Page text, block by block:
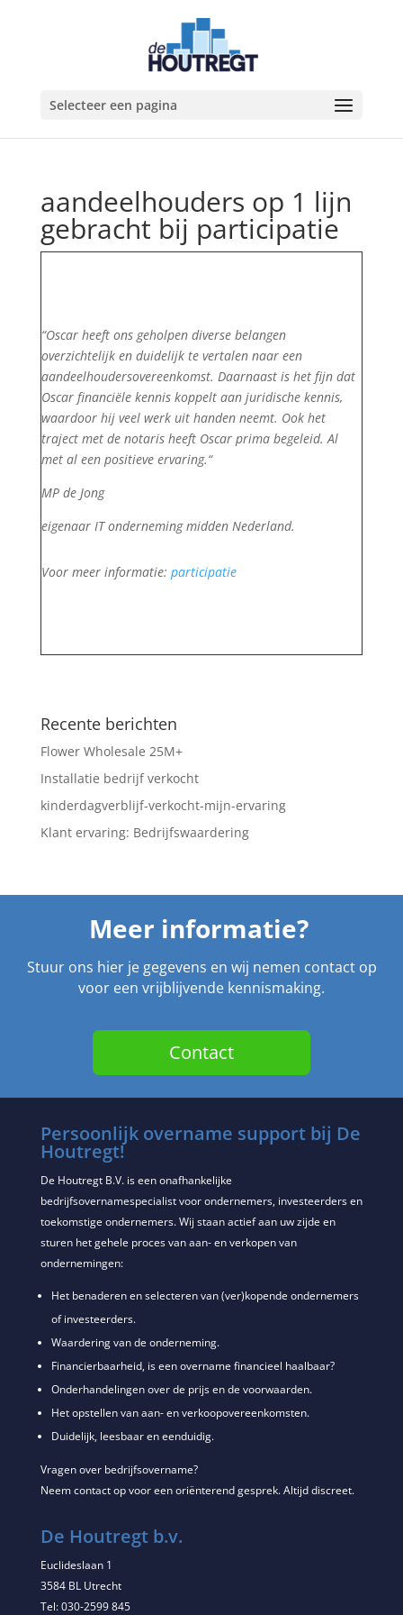
Selecteer een pagina
aandeelhouders op 1 lijn
gebracht bij participatie
“Oscar heeft ons geholpen diverse belangen
overzichtelijk en duidelijk te vertalen naar een
aandeelhoudersovereenkomst. Daarnaast is het fijn dat
Oscar financiële kennis koppelt aan juridische kennis,
waardoor hij veel werk uit handen neemt. Ook het
traject met de notaris heeft Oscar prima begeleid. Al
met al een positieve ervaring.“
MP de Jong
eigenaar IT onderneming midden Nederland.
Voor meer informatie: participatie
Recente berichten
Flower Wholesale 25M+
Installatie bedrijf verkocht
kinderdagverblijf-verkocht-mijn-ervaring
Klant ervaring: Bedrijfswaardering
Meer informatie?
Stuur ons hier je gegevens en wij nemen contact op
voor een vrijblijvende kennismaking.
Contact
Persoonlijk overname support bij De
Houtregt!
De Houtregt B.V. is een onafhankelijke
bedrijfsovernamespecialist voor ondernemers, investeerders en
toekomstige ondernemers. Wij staan actief aan uw zijde en
sturen het gehele proces van aan- en verkopen van
ondernemingen:
Het benaderen en selecteren van (ver)kopende ondernemers
of investeerders.
Waardering van de onderneming.
Financierbaarheid, is een overname financieel haalbaar?
Onderhandelingen over de prijs en de voorwaarden.
Het opstellen van aan- en verkoopovereenkomsten.
Duidelijk, leesbaar en eenduidig.
Vragen over bedrijfsovername?
Neem contact op voor een oriënterend gesprek. Altijd discreet.
De Houtregt b.v.
Euclideslaan 1
3584 BL Utrecht
Tel: 030-2599 845